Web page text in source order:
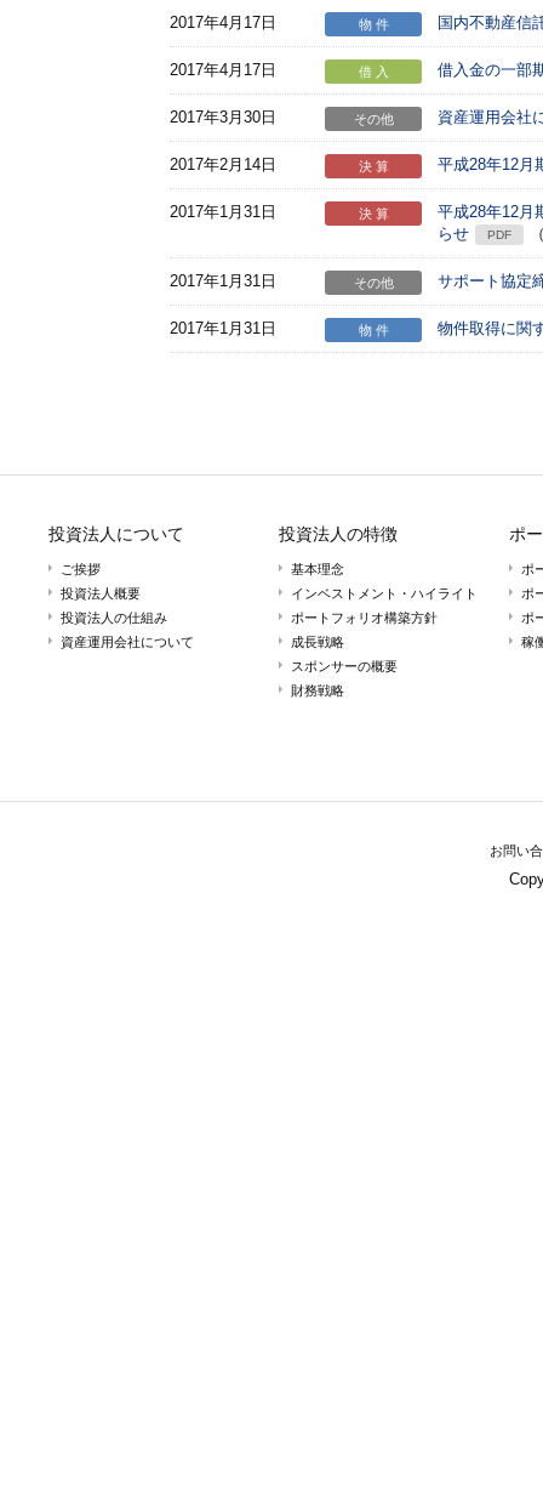
2017年4月17日 物 件 国内不動産信
2017年4月17日 借 入 借入金の一部
2017年3月30日 その他 資産運用会社
2017年2月14日 決 算 平成28年12月
2017年1月31日 決 算
平成28年12月
らせ
PDF
2017年1月31日 その他 サポート協定
2017年1月31日 物 件 物件取得に関
投資法人について
ご挨拶
投資法人概要
投資法人の仕組み
資産運用会社について
投資法人の特徴
基本理念
インベストメント・ハイライト
ポートフォリオ構築方針
成長戦略
スポンサーの概要
財務戦略
ポ
ポ
ポ
ポ
稼
お問い